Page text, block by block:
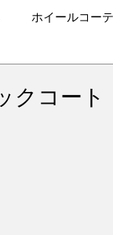
ホイールコー
クコート